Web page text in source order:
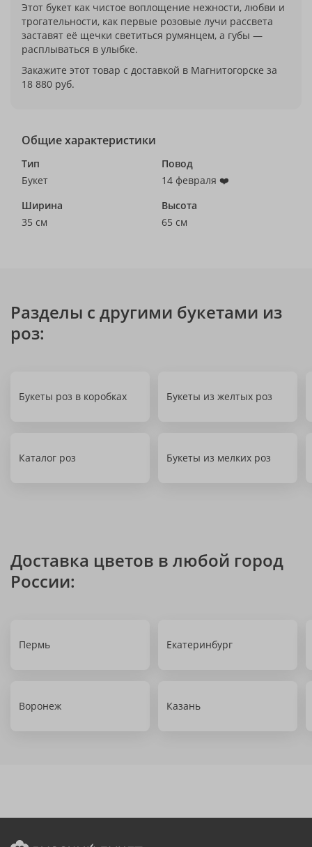
Этот букет как чистое воплощение нежности, любви и
трогательности, как первые розовые лучи рассвета
заставят её щечки светиться румянцем, а губы —
расплываться в улыбке.
Закажите этот товар с доставкой в Магнитогорске за
18 880 руб.
Общие характеристики
Тип
Букет
Повод
14 февраля ❤️
Ширина
35 см
Высота
65 см
Разделы с другими букетами из
роз:
Букеты роз в коробках Букеты из желтых роз
Каталог роз Букеты из мелких роз
Доставка цветов в любой город
России:
Пермь Екатеринбург
Воронеж Казань